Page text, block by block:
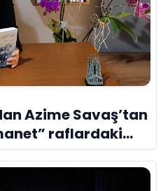
Azime Savaş’tan
raflardaki